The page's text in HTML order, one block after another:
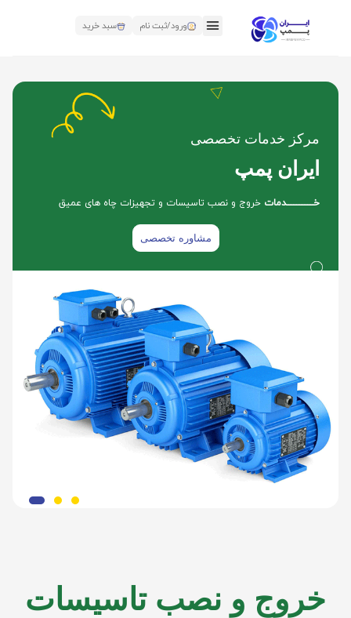
ورود/ثبت نام سبد خرید
مرکز خدمات تخصصی
ایران پمپ
خـــــــــــــــــدمات خروج و نصب تاسیسات و تجهیزات چاه های عمیق
مشاوره تخصصی
خروج و نصب تاسیسات